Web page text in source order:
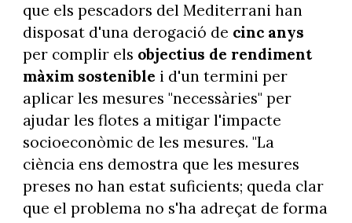
que els pescadors del Mediterrani han
disposat d'una derogació de cinc anys
per complir els objectius de rendiment
màxim sostenible i d'un termini per
aplicar les mesures "necessàries" per
ajudar les flotes a mitigar l'impacte
socioeconòmic de les mesures. "La
ciència ens demostra que les mesures
preses no han estat suficients; queda clar
que el problema no s'ha adreçat de forma